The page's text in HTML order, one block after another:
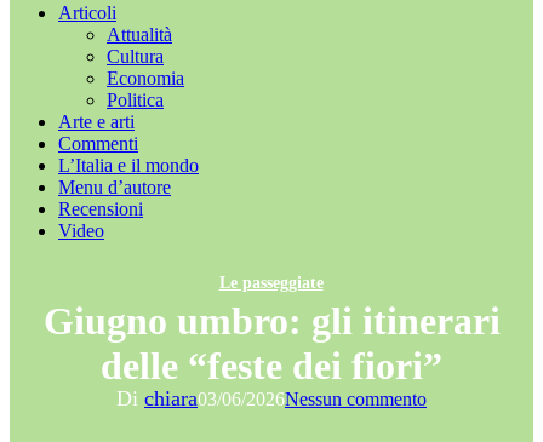
Menu
cerca
Menu
Articoli
Attualità
Cultura
Economia
Politica
Arte e arti
Commenti
L’Italia e il mondo
Menu d’autore
Recensioni
Video
Le passeggiate
Giugno umbro: gli itinerari
delle “feste dei fiori”
Di chiara03/06/2026Nessun commento